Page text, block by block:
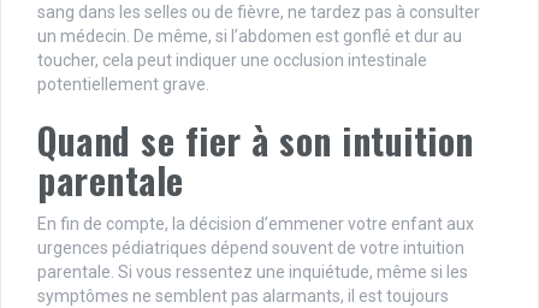
sang dans les selles ou de fièvre, ne tardez pas à consulter
un médecin. De même, si l’abdomen est gonflé et dur au
toucher, cela peut indiquer une occlusion intestinale
potentiellement grave.
Quand se fier à son intuition
parentale
En fin de compte, la décision d’emmener votre enfant aux
urgences pédiatriques dépend souvent de votre intuition
parentale. Si vous ressentez une inquiétude, même si les
symptômes ne semblent pas alarmants, il est toujours